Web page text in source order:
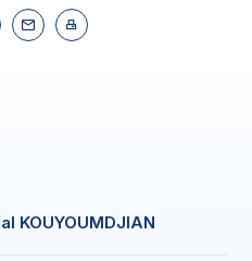
KOUYOUMDJIAN